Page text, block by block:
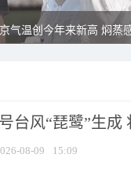
气温创今年来新高 焖蒸
台风“琵鹭”生
08-09 15:09